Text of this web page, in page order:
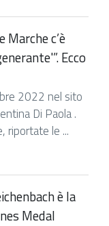
Marche c’è
Ecco
2022 nel sito
Di Paola .
riportate le ...
è la
Medal